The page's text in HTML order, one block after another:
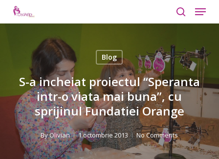
search
Menu
Blog
S-a incheiat proiectul “Speranta
intr-o viata mai buna”, cu
sprijinul Fundatiei Orange
ByOlivian 1 octombrie 2013 No Comments